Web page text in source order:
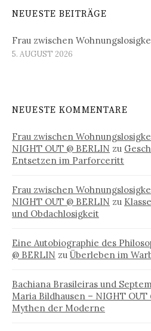
NEUESTE BEITRÄGE
Frau zwischen
5. AUGUST 2026
NEUESTE KOMMENTARE
Frau zwischen
NIGHT OUT @ BERLIN zu
Entsetzen im Parforceritt
Frau zwischen
NIGHT OUT @ BERLIN zu
und Obdachlosigkeit
Eine Autobiographie des
@ BERLIN zu Überleben im
Bachiana Brasileiras und
Maria Bildhausen – NIGHT OUT
Mythen der Moderne